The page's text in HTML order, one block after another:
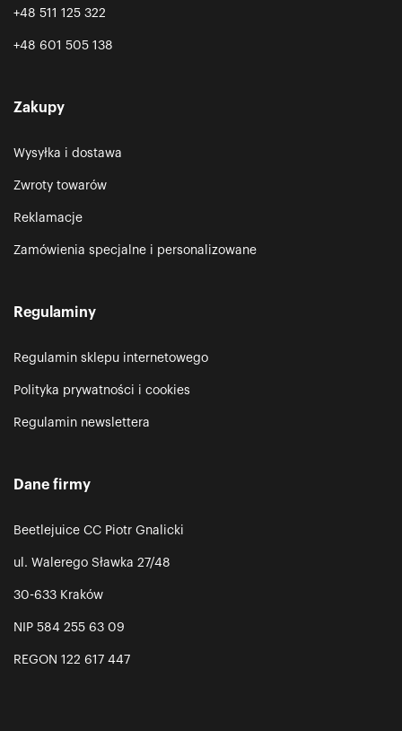
+48 511 125 322
+48 601 505 138
Zakupy
Wysyłka i dostawa
Zwroty towarów
Reklamacje
Zamówienia specjalne i personalizowane
Regulaminy
Regulamin sklepu internetowego
Polityka prywatności i cookies
Regulamin newslettera
Dane firmy
Beetlejuice CC Piotr Gnalicki
ul. Walerego Sławka 27/48
30-633 Kraków
NIP 584 255 63 09
REGON 122 617 447